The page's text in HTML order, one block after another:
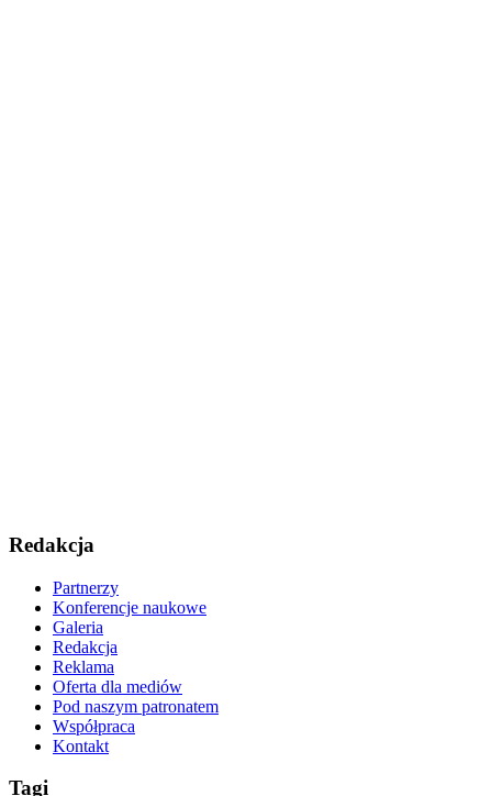
Redakcja
Partnerzy
Konferencje naukowe
Galeria
Redakcja
Reklama
Oferta dla mediów
Pod naszym patronatem
Współpraca
Kontakt
Tagi